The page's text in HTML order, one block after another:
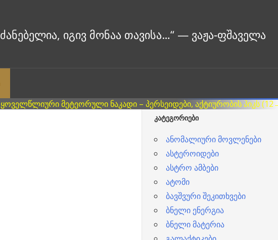
ᲙᲐᲢᲔᲒᲝᲠᲘᲔᲑᲘ
ანომალიური მოვლენები
ასტეროიდები
ასტრო ამბები
ატომი
ბავშვური შეკითხვები
ბნელი ენერგია
ბნელი მატერია